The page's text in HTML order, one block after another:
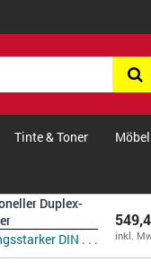
Tinte & Toner
Duplex-
DIN . . .
inkl.